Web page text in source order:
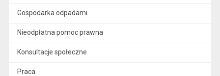
Gospodarka odpadami
Nieodpłatna pomoc prawna
Konsultacje społeczne
Praca